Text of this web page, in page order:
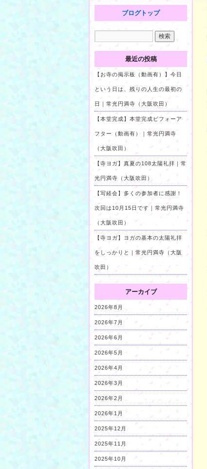
ブログトップ
最近の投稿
【お寺の掲示板（動画有）】今日
という日は、残りの人生の最初の
日｜常光円満寺（大阪吹田）
【本堂完成】本堂完成ビフォーア
フター（動画有）｜常光円満寺
（大阪吹田）
【寺ヨガ】真夏の108太陽礼拝｜常
光円満寺（大阪吹田）
【写経会】多くの参加者に感謝！
次回は10月15日です｜常光円満寺
（大阪吹田）
【寺ヨガ】ヨガの基本の太陽礼拝
をしっかりと｜常光円満寺（大阪
吹田）
アーカイブ
2026年8月
2026年7月
2026年6月
2026年5月
2026年4月
2026年3月
2026年2月
2026年1月
2025年12月
2025年11月
2025年10月